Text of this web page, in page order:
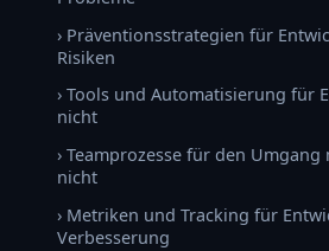
› Präventionsstrategien für
Risiken
› Tools und Automatisierung für
nicht
› Teamprozesse für den
nicht
› Metriken und Tracking für
Verbesserung